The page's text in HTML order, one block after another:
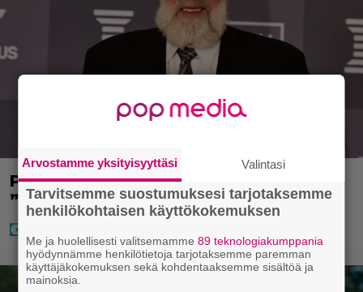
Pysäyttävä tieto Juha Miedosta –
”Onko tämä oikein?”
Arvostamme yksityisyyttäsi Valintasi
Tarvitsemme suostumuksesi tarjotaksemme
henkilökohtaisen käyttökokemuksen
Me ja huolellisesti valitsemamme89 teknologiakumppania
hyödynnämme henkilötietoja tarjotaksemme paremman
käyttäjäkokemuksen sekä kohdentaaksemme sisältöä ja
mainoksia.